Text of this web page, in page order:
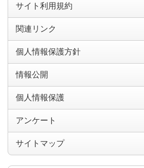
サイト利用規約
関連リンク
個人情報保護方針
情報公開
個人情報保護
アンケート
サイトマップ